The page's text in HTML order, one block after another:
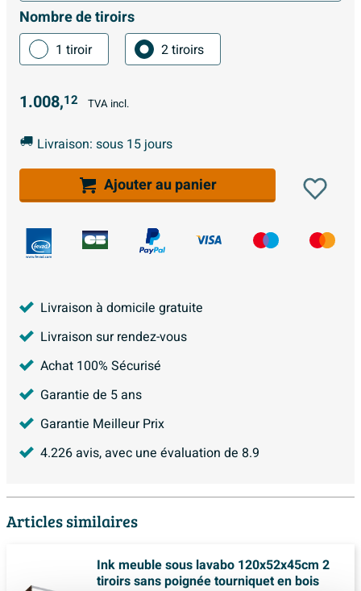
Nombre de tiroirs
1 tiroir 2 tiroirs
1.008,12 TVA incl.
Livraison: sous 15 jours
Ajouter au panier
Livraison à domicile gratuite
Livraison sur rendez-vous
Achat 100% Sécurisé
Garantie de 5 ans
Garantie Meilleur Prix
4.226avis, avec une évaluation de 8.9
Articles similaires
Ink meuble sous lavabo 120x52x45cm 2
tiroirs sans poignée tourniquet en bois